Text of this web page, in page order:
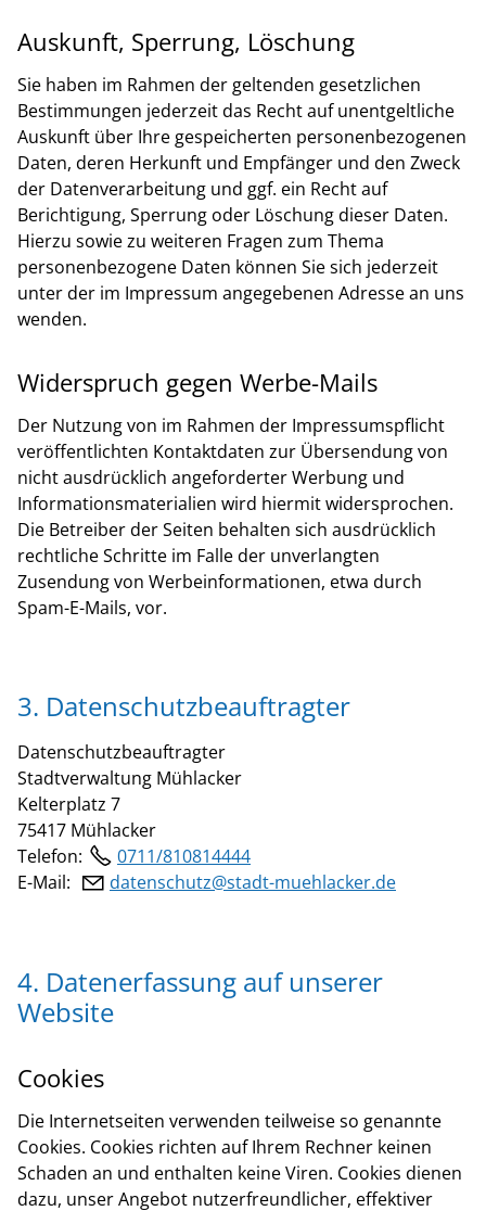
Auskunft, Sperrung, Löschung
Sie haben im Rahmen der geltenden gesetzlichen
Bestimmungen jederzeit das Recht auf unentgeltliche
Auskunft über Ihre gespeicherten personenbezogenen
Daten, deren Herkunft und Empfänger und den Zweck
der Datenverarbeitung und ggf. ein Recht auf
Berichtigung, Sperrung oder Löschung dieser Daten.
Hierzu sowie zu weiteren Fragen zum Thema
personenbezogene Daten können Sie sich jederzeit
unter der im Impressum angegebenen Adresse an uns
wenden.
Widerspruch gegen Werbe-Mails
Der Nutzung von im Rahmen der Impressumspflicht
veröffentlichten Kontaktdaten zur Übersendung von
nicht ausdrücklich angeforderter Werbung und
Informationsmaterialien wird hiermit widersprochen.
Die Betreiber der Seiten behalten sich ausdrücklich
rechtliche Schritte im Falle der unverlangten
Zusendung von Werbeinformationen, etwa durch
Spam-E-Mails, vor.
3. Datenschutzbeauftragter
Datenschutzbeauftragter
Stadtverwaltung Mühlacker
Kelterplatz 7
75417 Mühlacker
Telefon:
0711/810814444
E-Mail:
d t nsch tz st dt-m hl ck r d
4. Datenerfassung auf unserer
Website
Cookies
Die Internetseiten verwenden teilweise so genannte
Cookies. Cookies richten auf Ihrem Rechner keinen
Schaden an und enthalten keine Viren. Cookies dienen
dazu, unser Angebot nutzerfreundlicher, effektiver